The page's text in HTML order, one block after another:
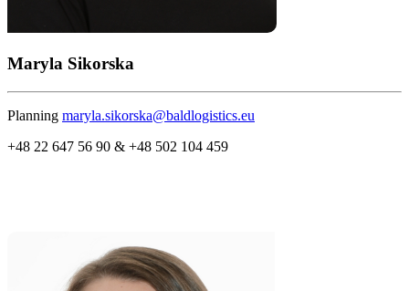
Maryla Sikorska
Planning maryla.sikorska@baldlogistics.eu
+48 22 647 56 90 & +48 502 104 459